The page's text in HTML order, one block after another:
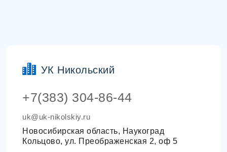
УК Никольский
+7(383) 304-86-44
uk@uk-nikolskiy.ru
Новосибирская область, Наукоград
Кольцово, ул. Преображенская 2, оф 5